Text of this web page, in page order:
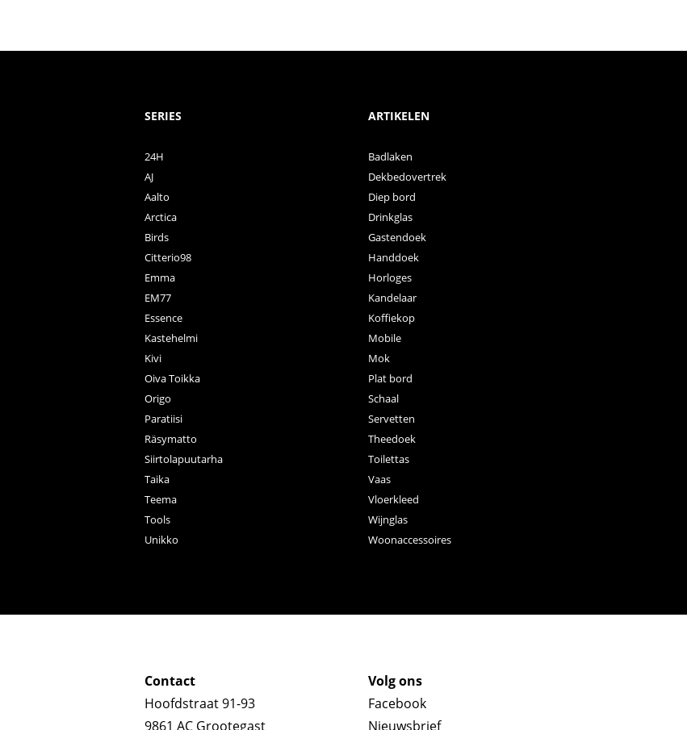
SERIES
24H
AJ
Aalto
Arctica
Birds
Citterio98
Emma
EM77
Essence
Kastehelmi
Kivi
Oiva Toikka
Origo
Paratiisi
Räsymatto
Siirtolapuutarha
Taika
Teema
Tools
Unikko
ARTIKELEN
Badlaken
Dekbedovertrek
Diep bord
Drinkglas
Gastendoek
Handdoek
Horloges
Kandelaar
Koffiekop
Mobile
Mok
Plat bord
Schaal
Servetten
Theedoek
Toilettas
Vaas
Vloerkleed
Wijnglas
Woonaccessoires
Contact
Hoofdstraat 91-93
9861 AC Grootegast
Volg ons
Facebook
Nieuwsbrief